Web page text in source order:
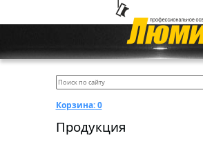
Корзина:0
Продукция